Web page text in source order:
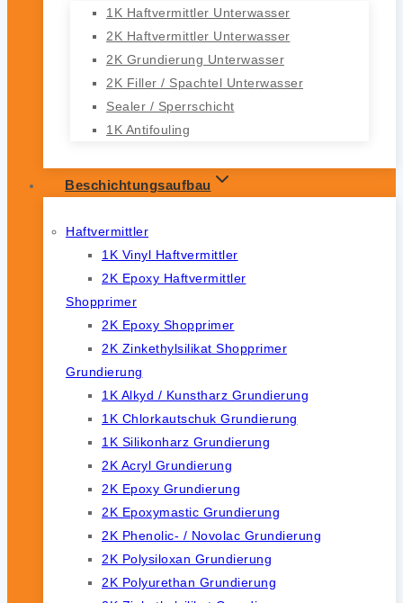
1K Haftvermittler Unterwasser
2K Haftvermittler Unterwasser
2K Grundierung Unterwasser
2K Filler / Spachtel Unterwasser
Sealer / Sperrschicht
1K Antifouling
Beschichtungsaufbau
Haftvermittler
1K Vinyl Haftvermittler
2K Epoxy Haftvermittler
Shopprimer
2K Epoxy Shopprimer
2K Zinkethylsilikat Shopprimer
Grundierung
1K Alkyd / Kunstharz Grundierung
1K Chlorkautschuk Grundierung
1K Silikonharz Grundierung
2K Acryl Grundierung
2K Epoxy Grundierung
2K Epoxymastic Grundierung
2K Phenolic- / Novolac Grundierung
2K Polysiloxan Grundierung
2K Polyurethan Grundierung